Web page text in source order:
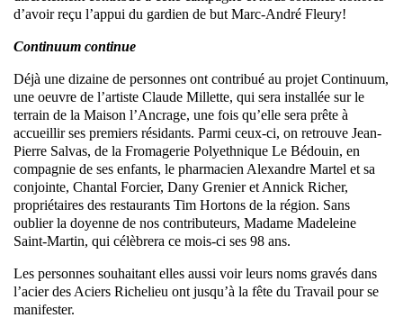
d’avoir reçu l’appui du gardien de but Marc-André Fleury!
Continuum continue
Déjà une dizaine de personnes ont contribué au projet Continuum,
une oeuvre de l’artiste Claude Millette, qui sera installée sur le
terrain de la Maison l’Ancrage, une fois qu’elle sera prête à
accueillir ses premiers résidants. Parmi ceux-ci, on retrouve Jean-
Pierre Salvas, de la Fromagerie Polyethnique Le Bédouin, en
compagnie de ses enfants, le pharmacien Alexandre Martel et sa
conjointe, Chantal Forcier, Dany Grenier et Annick Richer,
propriétaires des restaurants Tim Hortons de la région. Sans
oublier la doyenne de nos contributeurs, Madame Madeleine
Saint-Martin, qui célèbrera ce mois-ci ses 98 ans.
Les personnes souhaitant elles aussi voir leurs noms gravés dans
l’acier des Aciers Richelieu ont jusqu’à la fête du Travail pour se
manifester.